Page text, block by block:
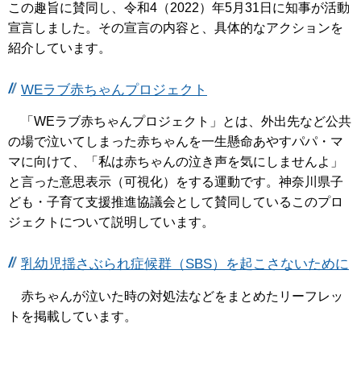
この趣旨に賛同し、令和4（2022）年5月31日に知事が活動
宣言しました。その宣言の内容と、具体的なアクションを
紹介しています。
WEラブ赤ちゃんプロジェクト
「WEラブ赤ちゃんプロジェクト」とは、外出先など公共
の場で泣いてしまった赤ちゃんを一生懸命あやすパパ・マ
マに向けて、「私は赤ちゃんの泣き声を気にしませんよ」
と言った意思表示（可視化）をする運動です。神奈川県子
ども・子育て支援推進協議会として賛同しているこのプロ
ジェクトについて説明しています。
乳幼児揺さぶられ症候群（SBS）を起こさないために
赤ちゃんが泣いた時の対処法などをまとめたリーフレッ
トを掲載しています。